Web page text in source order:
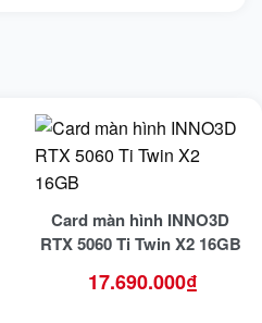
Card màn hình INNO3D
RTX 5060 Ti Twin X2 16GB
17.690.000₫